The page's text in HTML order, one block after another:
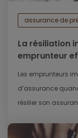
assurance de
La résiliation
emprunteur
Les emprunteurs
d’assurance
résilier son